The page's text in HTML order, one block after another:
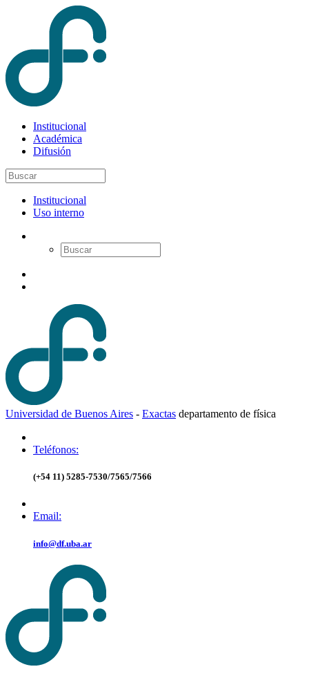
Institucional
Académica
Difusión
Institucional
Uso interno
Universidad de Buenos Aires - Exactas departamento de física
Teléfonos:
(+54 11) 5285-7530/7565/7566
Email:
info@df.uba.ar